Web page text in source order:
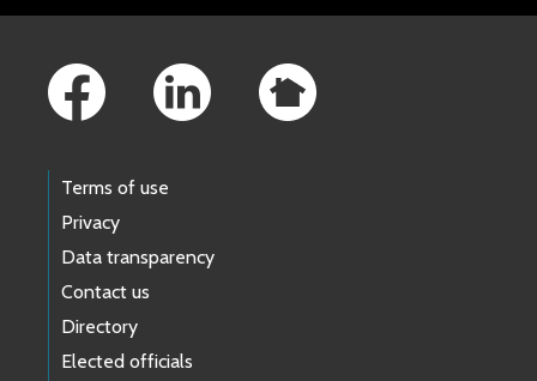
Terms of use
Privacy
Data transparency
Contact us
Directory
Elected officials